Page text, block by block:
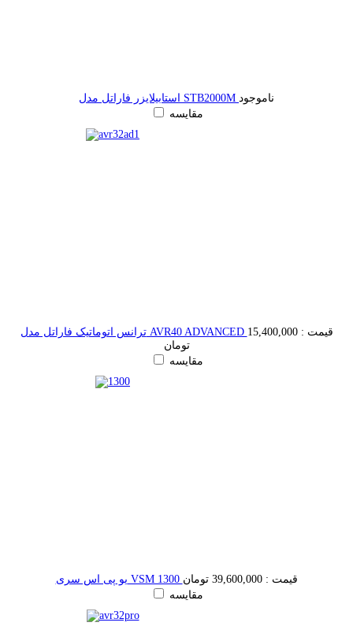
استابیلایزر فاراتل مدل STB2000M ناموجود
مقایسه
ترانس اتوماتیک فاراتل مدل AVR40 ADVANCED قیمت :15,400,000
تومان
مقایسه
یو پی اس سری VSM 1300 قیمت :39,600,000 تومان
مقایسه